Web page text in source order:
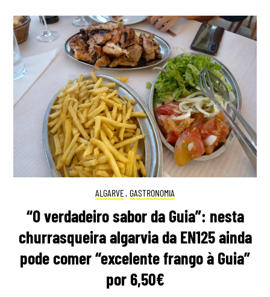
ALGARVE, GASTRONOMIA
“O verdadeiro sabor da Guia”: nesta
churrasqueira algarvia da EN125 ainda
pode comer “excelente frango à Guia”
por 6,50€